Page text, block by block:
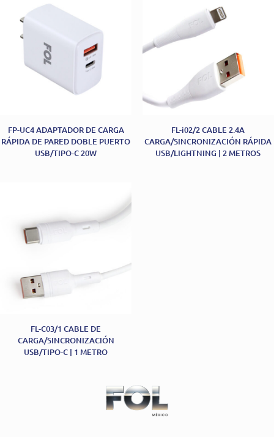
FP-UC4 ADAPTADOR DE CARGA
RÁPIDA DE PARED DOBLE PUERTO
USB/TIPO-C 20W
FL-i02/2 CABLE 2.4A
CARGA/SINCRONIZACIÓN RÁPIDA
USB/LIGHTNING | 2 METROS
FL-C03/1 CABLE DE
CARGA/SINCRONIZACIÓN
USB/TIPO-C | 1 METRO